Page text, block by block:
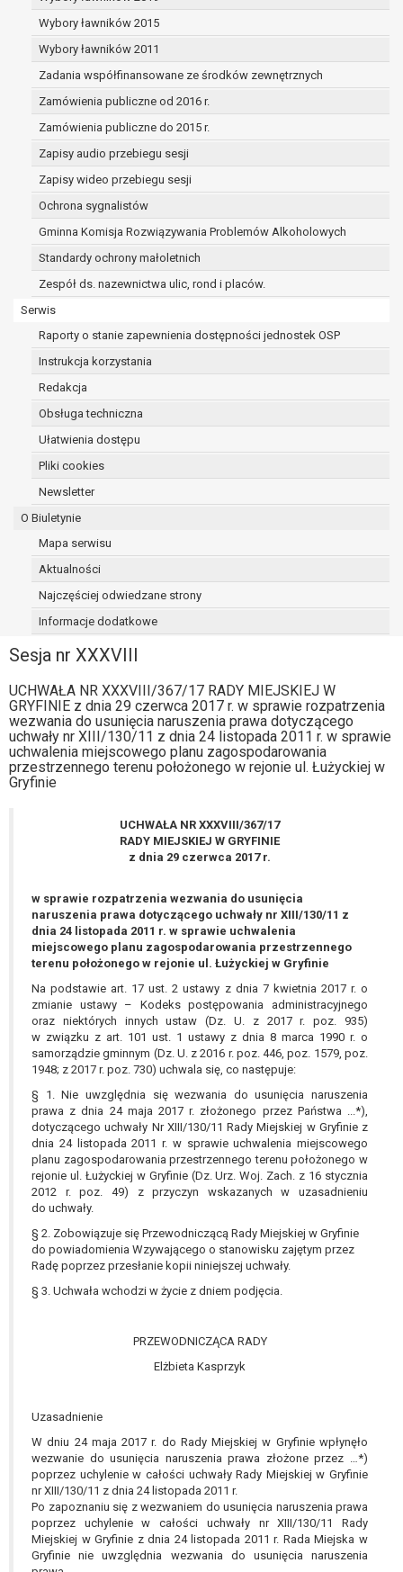
Wybory ławników 2015
Wybory ławników 2011
Zadania współfinansowane ze środków zewnętrznych
Zamówienia publiczne od 2016 r.
Zamówienia publiczne do 2015 r.
Zapisy audio przebiegu sesji
Zapisy wideo przebiegu sesji
Ochrona sygnalistów
Gminna Komisja Rozwiązywania Problemów Alkoholowych
Standardy ochrony małoletnich
Zespół ds. nazewnictwa ulic, rond i placów.
Serwis
Raporty o stanie zapewnienia dostępności jednostek OSP
Instrukcja korzystania
Redakcja
Obsługa techniczna
Ułatwienia dostępu
Pliki cookies
Newsletter
O Biuletynie
Mapa serwisu
Aktualności
Najczęściej odwiedzane strony
Informacje dodatkowe
Sesja nr XXXVIII
UCHWAŁA NR XXXVIII/367/17 RADY MIEJSKIEJ W
GRYFINIE z dnia 29 czerwca 2017 r. w sprawie rozpatrzenia
wezwania do usunięcia naruszenia prawa dotyczącego
uchwały nr XIII/130/11 z dnia 24 listopada 2011 r. w sprawie
uchwalenia miejscowego planu zagospodarowania
przestrzennego terenu położonego w rejonie ul. Łużyckiej w
Gryfinie
UCHWAŁA NR XXXVIII/367/17
RADY MIEJSKIEJ W GRYFINIE
z dnia 29 czerwca 2017 r.
w sprawie rozpatrzenia wezwania do usunięcia
naruszenia prawa dotyczącego uchwały nr XIII/130/11 z
dnia 24 listopada 2011 r. w sprawie uchwalenia
miejscowego planu zagospodarowania przestrzennego
terenu położonego w rejonie ul. Łużyckiej w Gryfinie
Na podstawie art. 17 ust. 2 ustawy z dnia 7 kwietnia 2017 r. o
zmianie ustawy – Kodeks postępowania administracyjnego
oraz niektórych innych ustaw (Dz. U. z 2017 r. poz. 935)
w związku z art. 101 ust. 1 ustawy z dnia 8 marca 1990 r. o
samorządzie gminnym (Dz. U. z 2016 r. poz. 446, poz. 1579, poz.
1948; z 2017 r. poz. 730) uchwala się, co następuje:
§ 1. Nie uwzględnia się wezwania do usunięcia naruszenia
prawa z dnia 24 maja 2017 r. złożonego przez Państwa ...*),
dotyczącego uchwały Nr XIII/130/11 Rady Miejskiej w Gryfinie z
dnia 24 listopada 2011 r. w sprawie uchwalenia miejscowego
planu zagospodarowania przestrzennego terenu położonego w
rejonie ul. Łużyckiej w Gryfinie (Dz. Urz. Woj. Zach. z 16 stycznia
2012 r. poz. 49) z przyczyn wskazanych w uzasadnieniu
do uchwały.
§ 2. Zobowiązuje się Przewodniczącą Rady Miejskiej w Gryfinie
do powiadomienia Wzywającego o stanowisku zajętym przez
Radę poprzez przesłanie kopii niniejszej uchwały.
§ 3. Uchwała wchodzi w życie z dniem podjęcia.
PRZEWODNICZĄCA RADY
Elżbieta Kasprzyk
Uzasadnienie
W dniu 24 maja 2017 r. do Rady Miejskiej w Gryfinie wpłynęło
wezwanie do usunięcia naruszenia prawa złożone przez …*)
poprzez uchylenie w całości uchwały Rady Miejskiej w Gryfinie
nr XIII/130/11 z dnia 24 listopada 2011 r.
Po zapoznaniu się z wezwaniem do usunięcia naruszenia prawa
poprzez uchylenie w całości uchwały nr XIII/130/11 Rady
Miejskiej w Gryfinie z dnia 24 listopada 2011 r. Rada Miejska w
Gryfinie nie uwzględnia wezwania do usunięcia naruszenia
celu wywiązania się z obowiązku
prawo do żądania ograniczenia
przetwarzania danych osobowych na
podstawie art. 18 RODO, w przypadku gdy:
osoba, której dane dotyczą
kwestionuje prawidłowość danych
osobowych – na okres pozwalający
administratorowi sprawdzić
przetwarzanie danych jest niezgodne
z prawem, a osoba, której dane
dotyczą, sprzeciwia się usunięciu
danych, żądając w zamian ich
ograniczenia,
danych dla swoich celów, ale osoba,
której dane dotyczą, potrzebuje ich do
ustalenia, obrony lub dochodzenia
roszczeń,
osoba, której dane dotyczą, wniosła
sprzeciw wobec przetwarzania
danych - do czasu ustalenia czy
prawnie uzasadnione podstawy po
podstawie art. 20 RODO, w przypadku gdy
przetwarzanie danych odbywa się na
której dane dotyczą lub na podstawie
zautomatyzowany;
prawo sprzeciwu wobec przetwarzania
danych na podstawie art. 21 RODO, wobec
przetwarzania danych osobowych, którego
podstawą prawną jest:
interesie publicznym lub w ramach
sprawowania władzy publicznej
niezbędność przetwarzania do celów
wynikających z prawnie
uzasadnionych interesów
realizowanych przez administratora
lub przez stronę trzecią.
Z przyczyn związanych z Pani/Pana
szczególną sytuacją. W razie wniesienia
sprzeciwu, administrator nie może już
przetwarzać tych danych osobowych, chyba
że wykaże on istnienie ważnych prawnie
uzasadnionych podstaw do przetwarzania,
nadrzędnych wobec interesów, praw i
wolności osoby, której dane dotyczą, lub
podstaw do ustalenia, dochodzenia lub
obrony roszczeń.
W przypadku gdy przetwarzanie danych
osobowych odbywa się na podstawie zgody osoby
na przetwarzanie danych osobowych (art. 6 ust. 1
cofnięcia tej zgody w dowolnym momencie.
przetwarzania, którego dokonano na podstawie
Przysługuje Pani/Panu prawo wniesienia skargi do
przetwarzanie Pani/Pana danych osobowych
przez administratora.
Organem właściwym do wniesienia skargi jest
Prezes Urzędu Ochrony Danych Osobowych.
W zależności od sfery, w której przetwarzane są
dane osobowe, podanie danych osobowych jest
dobrowolne albo jest wymogiem ustawowym lub
umownym.